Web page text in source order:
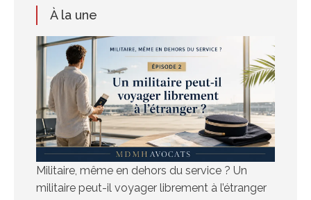
À la une
Militaire, même en dehors du service ? Un
militaire peut-il voyager librement à l’étranger